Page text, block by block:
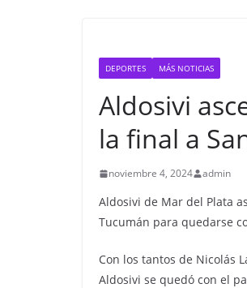
DEPORTES MÁS NOTICIAS
Aldosivi
la final a
noviembre 4, 2024 admin
Aldosivi de Mar del Plata
Tucumán para quedarse
Con los tantos de Nicolás
Aldosivi se quedó con el